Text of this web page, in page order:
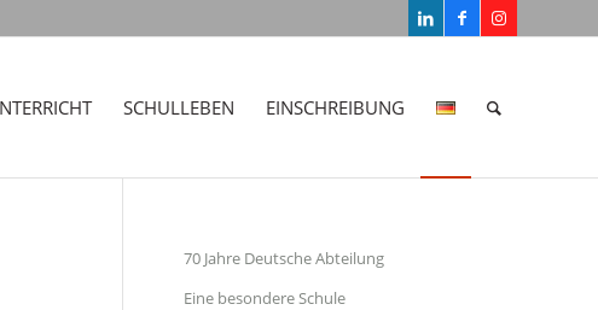
SCHULLEBEN EINSCHREIBUNG
70 Jahre Deutsche Abteilung
Eine besondere Schule